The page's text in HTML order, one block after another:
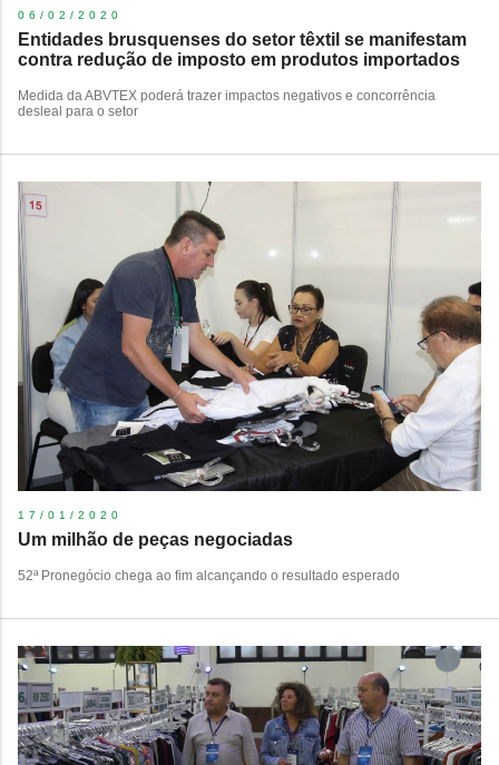
06/02/2020
Entidades brusquenses do setor têxtil se manifestam
contra redução de imposto em produtos importados
Medida da ABVTEX poderá trazer impactos negativos e concorrência
desleal para o setor
17/01/2020
Um milhão de peças negociadas
52ª Pronegócio chega ao fim alcançando o resultado esperado